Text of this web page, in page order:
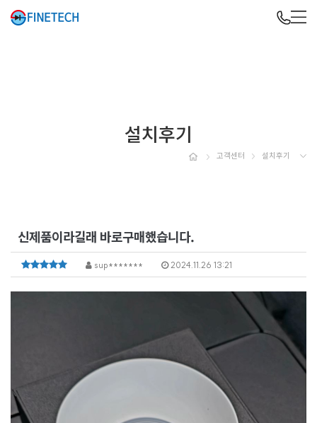
설치후기
고객센터 설치후기
신제품이라길래 바로구매했습니다.
sup******* 2024.11.26 13:21